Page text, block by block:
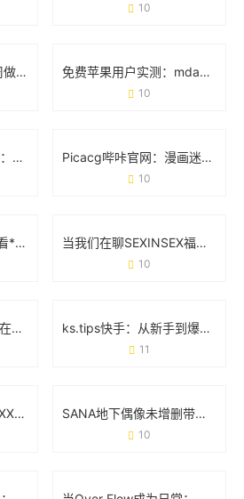
10
NT检查一般在怀孕几周做？准妈妈必看的时间节点和细节 免费苹果用户实测：mdapp下载汅API工具避坑指南
10
sg99.xy丝瓜视频ios版：如何用这款工具轻松追剧不卡顿？ Picacg哔咔官网：漫画迷的宝藏库，官方平台使用全攻略
10
在**mdapp.tv.免费观看**中发现更多精彩内容的正确姿势 当我们在聊SEXINSEX福利版时 究竟在讨论什么？
10
NBA直播免费观看直播在线：资深球迷的实战经验分享 ks.tips快手：从新手到爆款的实用避坑指南
11
OM老熟女小伙DHXⅩXXX：一场跨代际的社交狂欢 SANA地下偶像未增删带歌词：用原生态音乐撕开流量假面
10